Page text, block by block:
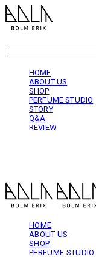
HOME
ABOUT US
SHOP
PERFUME STUDIO
STORY
Q&A
REVIEW
HOME
ABOUT US
SHOP
PERFUME STUDIO